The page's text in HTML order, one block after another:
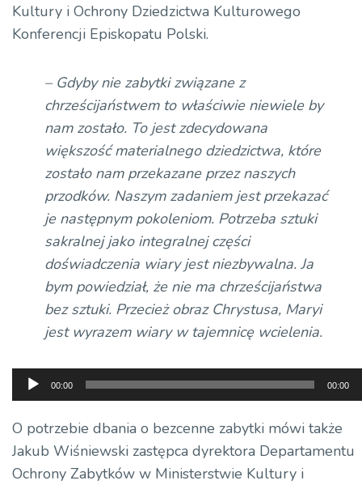
Kultury i Ochrony Dziedzictwa Kulturowego
Konferencji Episkopatu Polski.
– Gdyby nie zabytki związane z
chrześcijaństwem to właściwie niewiele by
nam zostało. To jest zdecydowana
większość materialnego dziedzictwa, które
zostało nam przekazane przez naszych
przodków. Naszym zadaniem jest przekazać
je następnym pokoleniom. Potrzeba sztuki
sakralnej jako integralnej części
doświadczenia wiary jest niezbywalna. Ja
bym powiedział, że nie ma chrześcijaństwa
bez sztuki. Przecież obraz Chrystusa, Maryi
jest wyrazem wiary w tajemnicę wcielenia.
Odtwarzacz
plików
dźwiękowych
00:00 00:00
O potrzebie dbania o bezcenne zabytki mówi także
Jakub Wiśniewski zastępca dyrektora Departamentu
Ochrony Zabytków w Ministerstwie Kultury i